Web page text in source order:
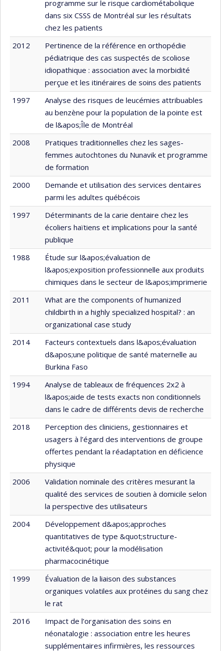
programme sur le risque cardiométabolique
dans six CSSS de Montréal sur les résultats
chez les patients
2012
Pertinence de la référence en orthopédie
pédiatrique des cas suspectés de scoliose
idiopathique : association avec la morbidité
perçue et les itinéraires de soins des patients
1997
Analyse des risques de leucémies attribuables
au benzène pour la population de la pointe est
de l&apos;Île de Montréal
2008
Pratiques traditionnelles chez les sages-
femmes autochtones du Nunavik et programme
de formation
2000
Demande et utilisation des services dentaires
parmi les adultes québécois
1997
Déterminants de la carie dentaire chez les
écoliers haïtiens et implications pour la santé
publique
1988
Étude sur l&apos;évaluation de
l&apos;exposition professionnelle aux produits
chimiques dans le secteur de l&apos;imprimerie
2011
What are the components of humanized
childbirth in a highly specialized hospital? : an
organizational case study
2014
Facteurs contextuels dans l&apos;évaluation
d&apos;une politique de santé maternelle au
Burkina Faso
1994
Analyse de tableaux de fréquences 2x2 à
l&apos;aide de tests exacts non conditionnels
dans le cadre de différents devis de recherche
2018
Perception des cliniciens, gestionnaires et
usagers à l’égard des interventions de groupe
offertes pendant la réadaptation en déficience
physique
2006
Validation nominale des critères mesurant la
qualité des services de soutien à domicile selon
la perspective des utilisateurs
2004
Développement d&apos;approches
quantitatives de type &quot;structure-
activité&quot; pour la modélisation
pharmacocinétique
1999
Évaluation de la liaison des substances
organiques volatiles aux protéines du sang chez
le rat
2016
Impact de l’organisation des soins en
néonatalogie : association entre les heures
supplémentaires infirmières, les ressources